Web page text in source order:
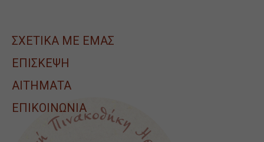
ΣΧΕΤΙΚΑ ΜΕ ΕΜΑΣ
ΕΠΙΣΚΕΨΗ
ΑΙΤΉΜΑΤΑ
ΕΠΙΚΟΙΝΩΝΙΑ